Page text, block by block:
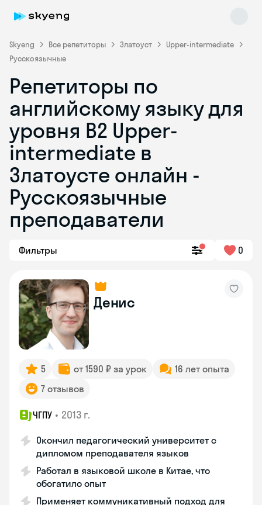
Skyeng Все репетиторы Златоуст
Upper-intermediate
Русскоязычные
Репетиторы по
английскому языку для
уровня B2 Upper-
intermediate в
Златоусте онлайн -
Русскоязычные
преподаватели
Фильтры 0
Денис
5 от 1590 ₽ за урок
16 лет опыта
7 отзывов
ЧГПУ • 2013 г.
Окончил педагогический университет с
дипломом преподавателя языков
Работал в языковой школе в Китае, что
обогатило опыт
Применяет коммуникативный подход для
Skyeng Chat